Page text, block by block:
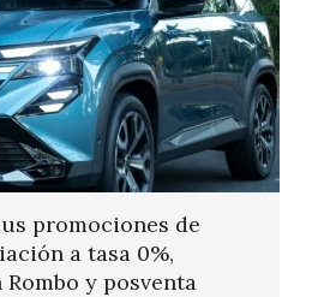
promociones de
a tasa 0%,
y posventa